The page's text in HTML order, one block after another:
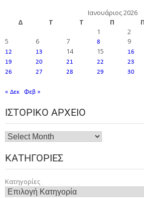
Ιανουάριος 2026
Δ
Τ Τ Π Π
1
2
5
6 7 8 9
12 13 14 15 16
19 20 21 22 23
26 27 28 29 30
« Δεκ Φεβ »
ΙΣΤΟΡΙΚΌ ΑΡΧΕΊΟ
ΚΑΤΗΓΟΡΊΕΣ
Κατηγορίες